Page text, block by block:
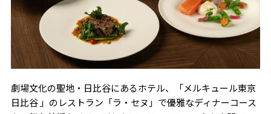
劇場文化の聖地・日比谷にあるホテル、「メルキュール東京
日比谷 」のレストラン「ラ・セヌ」で優雅なディナーコース